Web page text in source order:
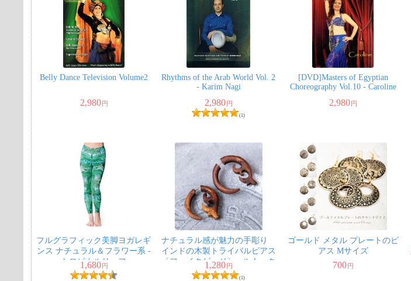
Belly Dance Television Volume2
2,980円
Rhythms of the Arab World Vol. 2
- Karim Nagi
2,980円
(1)
[DVD]Masters of Egyptian
Choreography Vol.10 - Caroline
2,980円
フルグラフィック美脚ヨガレギ
ンス ナチュラル＆フラワー系 -
トロピカルリーフ
1,680円
ナチュラル感が魅力の手彫り
インドの木製トライバルピアス
〔フェイクゲージ〕 - ルナ・ク
ロー
1,280円
(1)
ゴールド メタル プレートのピ
アス Mサイズ
700円